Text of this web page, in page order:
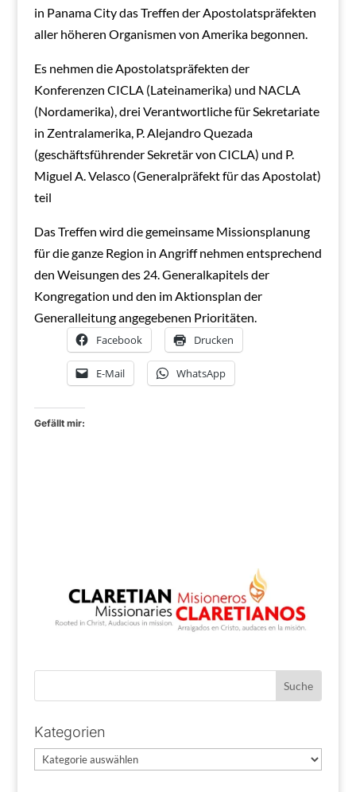
in Panama City das Treffen der Apostolatspräfekten
aller höheren Organismen von Amerika begonnen.
Es nehmen die Apostolatspräfekten der
Konferenzen CICLA (Lateinamerika) und NACLA
(Nordamerika), drei Verantwortliche für Sekretariate
in Zentralamerika, P. Alejandro Quezada
(geschäftsführender Sekretär von CICLA) und P.
Miguel A. Velasco (Generalpräfekt für das Apostolat)
teil
Das Treffen wird die gemeinsame Missionsplanung
für die ganze Region in Angriff nehmen entsprechend
den Weisungen des 24. Generalkapitels der
Kongregation und den im Aktionsplan der
Generalleitung angegebenen Prioritäten.
Facebook Drucken
E-Mail WhatsApp
Gefällt mir:
Kategorien
Kategorien